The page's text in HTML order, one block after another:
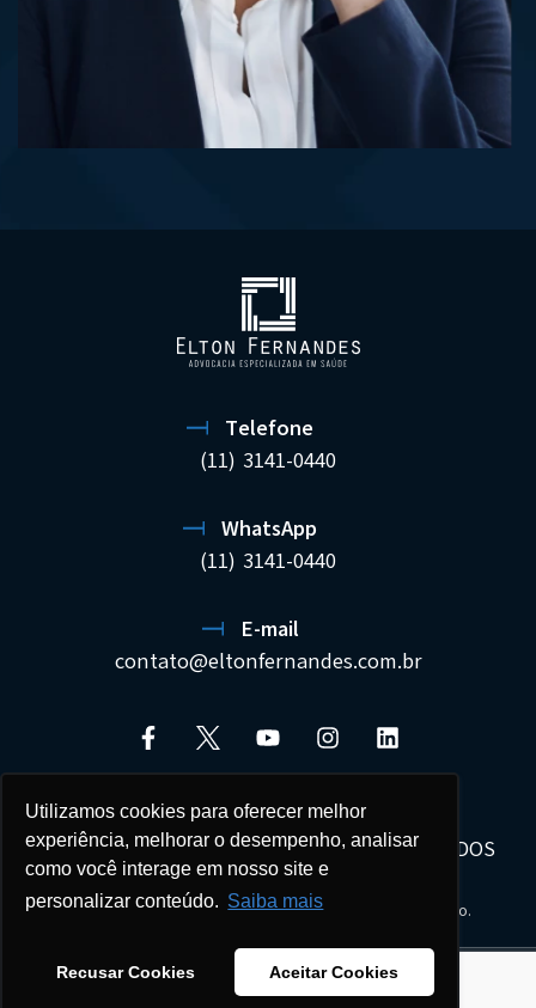
Utilizamos cookies para oferecer melhor
experiência, melhorar o desempenho, analisar
como você interage em nosso site e
personalizar conteúdo. Saiba mais
Recusar Cookies Aceitar Cookies
Telefone
(11) 3141-0440
WhatsApp
(11) 3141-0440
E-mail
contato@eltonfernandes.com.br
ELTON FERNANDES SOCIEDADE DE ADVOGADOS
22.692.544/0001-02
Seus dados estão protegidos e tratados com sigilo.
Todos os direitos reservados - Copyright © 2026
Agência de Marketing Digital